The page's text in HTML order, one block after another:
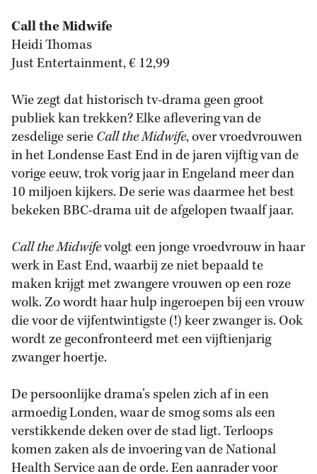
Call the Midwife
Heidi Thomas
Just Entertainment, € 12,99
Wie zegt dat historisch tv-drama geen groot
publiek kan trekken? Elke aflevering van de
zesdelige serieCall the Midwife, over vroedvrouwen
in het Londense East End in de jaren vijftig van de
vorige eeuw, trok vorig jaar in Engeland meer dan
10 miljoen kijkers. De serie was daarmee het best
bekeken BBC-drama uit de afgelopen twaalf jaar.
Call the Midwifevolgt een jonge vroedvrouw in haar
werk in East End, waarbij ze niet bepaald te
maken krijgt met zwangere vrouwen op een roze
wolk. Zo wordt haar hulp ingeroepen bij een vrouw
die voor de vijfentwintigste (!) keer zwanger is. Ook
wordt ze geconfronteerd met een vijftienjarig
zwanger hoertje.
De persoonlijke drama’s spelen zich af in een
armoedig Londen, waar de smog soms als een
verstikkende deken over de stad ligt. Terloops
komen zaken als de invoering van de National
Health Service aan de orde. Een aanrader voor